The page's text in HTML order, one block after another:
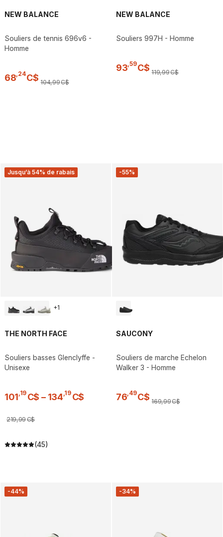
NEW BALANCE
Souliers de tennis 696v6 -
Homme
68,24C$ 104,99C$
NEW BALANCE
Souliers 997H - Homme
93,59C$ 119,99C$
Jusqu’à 54% de rabais
+1
THE NORTH FACE
Souliers basses Glenclyffe -
Unisexe
101 19 C$ – 134 19 C$
219,99C$
(45)
-55%
SAUCONY
Souliers de marche Echelon
Walker 3 - Homme
76 49C$ 169,99C$
-44% -34%